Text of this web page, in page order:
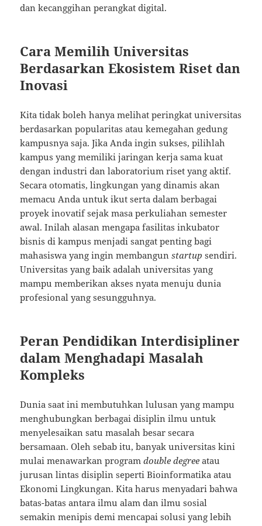
dan kecanggihan perangkat digital.
Cara Memilih Universitas
Berdasarkan Ekosistem Riset dan
Inovasi
Kita tidak boleh hanya melihat peringkat universitas
berdasarkan popularitas atau kemegahan gedung
kampusnya saja. Jika Anda ingin sukses, pilihlah
kampus yang memiliki jaringan kerja sama kuat
dengan industri dan laboratorium riset yang aktif.
Secara otomatis, lingkungan yang dinamis akan
memacu Anda untuk ikut serta dalam berbagai
proyek inovatif sejak masa perkuliahan semester
awal. Inilah alasan mengapa fasilitas inkubator
bisnis di kampus menjadi sangat penting bagi
mahasiswa yang ingin membangunstartup sendiri.
Universitas yang baik adalah universitas yang
mampu memberikan akses nyata menuju dunia
profesional yang sesungguhnya.
Peran Pendidikan Interdisipliner
dalam Menghadapi Masalah
Kompleks
Dunia saat ini membutuhkan lulusan yang mampu
menghubungkan berbagai disiplin ilmu untuk
menyelesaikan satu masalah besar secara
bersamaan. Oleh sebab itu, banyak universitas kini
mulai menawarkan programdouble degree atau
jurusan lintas disiplin seperti Bioinformatika atau
Ekonomi Lingkungan. Kita harus menyadari bahwa
batas-batas antara ilmu alam dan ilmu sosial
semakin menipis demi mencapai solusi yang lebih